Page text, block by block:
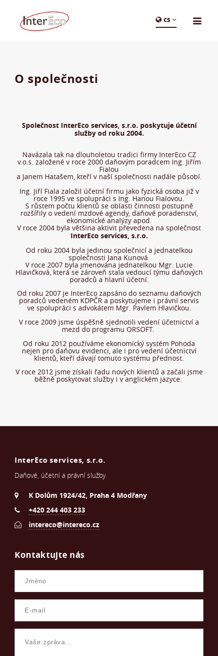
cs
O společnosti
Společnost InterEco services, s.r.o. poskytuje účetní
služby od roku 2004.
Navázala tak na dlouholetou tradici firmy InterEco CZ
v.o.s. založené v roce 2000 daňovým poradcem Ing. Jiřím
Fialou
a Janem Hatašem, kteří v naší společnosti nadále působí.
Ing. Jiří Fiala založil účetní firmu jako fyzická osoba již v
roce 1995 ve spolupráci s Ing. Hanou Fialovou.
S růstem počtu klientů se oblasti činnosti postupně
rozšířily o vedení mzdové agendy, daňové poradenství,
ekonomické analýzy apod.
V roce 2004 byla většina aktivit převedena na společnost
InterEco services, s.r.o.
Od roku 2004 byla jedinou společnicí a jednatelkou
společnosti Jana Kunová.
V roce 2007 byla jmenována jednatelkou Mgr. Lucie
Hlavičková, která se zároveň stala vedoucí týmu daňových
poradců a hlavní účetní.
Od roku 2007 je InterEco zapsáno do seznamu daňových
poradců vedeném KDPČR a poskytujeme i právní servis
ve spolupráci s advokátem Mgr. Pavlem Hlavičkou.
V roce 2009 jsme úspěšně sjednotili vedení účetnictví a
mezd do programu ORSOFT.
Od roku 2012 používáme ekonomický systém Pohoda
nejen pro daňovu evidenci, ale i pro vedení účetnictví
klientů, kteří dávají tomuto systému přednost.
V roce 2012 jsme získali řadu nových klientů a začali jsme
běžně poskytovat služby i v anglickém jazyce.
InterEco services, s.r.o.
Daňové, účetní a právní služby
K Dolům 1924/42, Praha 4 Modřany
+420 244 403 233
intereco@intereco.cz
Kontaktujte nás